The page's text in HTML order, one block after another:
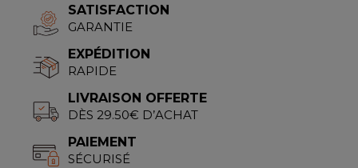
SATISFACTION
GARANTIE
EXPÉDITION
RAPIDE
LIVRAISON OFFERTE
DÈS 29.50€ D’ACHAT
PAIEMENT
SÉCURISÉ